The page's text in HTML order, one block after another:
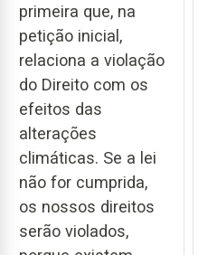
primeira que, na
petição inicial,
relaciona a violação
do Direito com os
efeitos das
alterações
climáticas. Se a lei
não for cumprida,
os nossos direitos
serão violados,